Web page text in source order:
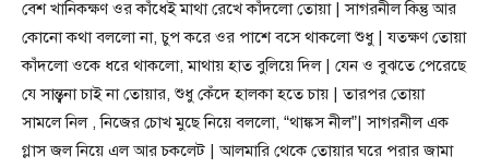
বেশ খানিকক্ষণ ওর কাঁধেই মাথা রেখে কাঁদলো তোয়া | সাগরনীল কিন্তু আর
কোনো কথা বললো না, চুপ করে ওর পাশে বসে থাকলো শুধু | যতক্ষণ তোয়া
কাঁদলো ওকে ধরে থাকলো, মাথায় হাত বুলিয়ে দিল | যেন ও বুঝতে পেরেছে
যে সান্ত্বনা চাই না তোয়ার, শুধু কেঁদে হালকা হতে চায় | তারপর তোয়া
সামলে নিল , নিজের চোখ মুছে নিয়ে বললো, “থাঙ্কস নীল”| সাগরনীল এক
গ্লাস জল নিয়ে এল আর চকলেট | আলমারি থেকে তোয়ার ঘরে পরার জামা